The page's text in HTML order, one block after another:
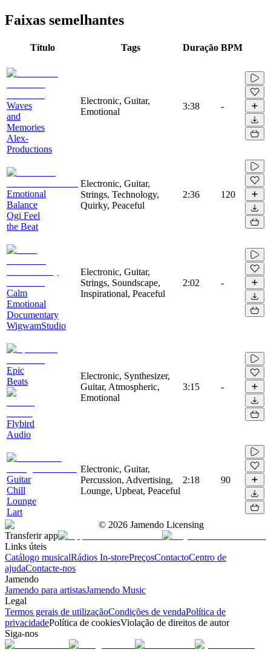
Faixas semelhantes
Título Tags Duração BPM
Waves
and
Memories
Alex-
Productions
Electronic, Guitar,
Emotional
3:38 -
Emotional
Balance
Ogi Feel
the Beat
Electronic, Guitar,
Strings, Technology,
Quirky, Peaceful
2:36 120
Calm
Emotional
Documentary
WigwamStudio
Electronic, Guitar,
Strings, Soundscape,
Inspirational, Peaceful
2:02 -
Epic
Beats
Flybird
Audio
Electronic, Synthesizer,
Guitar, Atmospheric,
Emotional
3:15 -
Guitar
Chill
Lounge
Lart
Electronic, Guitar,
Percussion, Advertising,
Lounge, Upbeat, Peaceful
2:18 90
© 2026 Jamendo Licensing
Transferir app
Links úteis
Catálogo musicalRádios In-storePreçosContactoCentro de
ajudaContacte-nos
Jamendo
Jamendo para artistasJamendo Music
Legal
Termos gerais de utilizaçãoCondições de vendaPolítica de
privacidadePolítica de cookiesViolação de direitos de autor
Siga-nos